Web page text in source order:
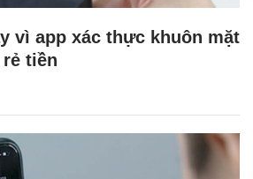
vì app xác thực khuôn mặt
tiền